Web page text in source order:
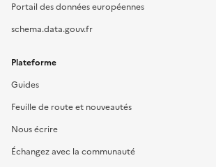
Portail des données européennes
schema.data.gouv.fr
Plateforme
Guides
Feuille de route et nouveautés
Nous écrire
Échangez avec la communauté